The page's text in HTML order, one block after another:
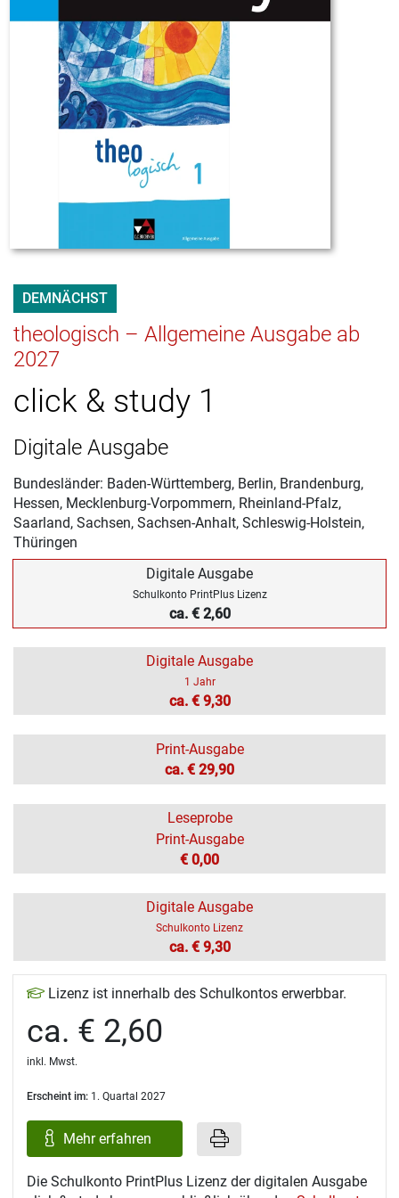
DEMNÄCHST
theologisch – Allgemeine Ausgabe ab
2027
click & study 1
Digitale Ausgabe
Bundesländer: Baden-Württemberg, Berlin, Brandenburg,
Hessen, Mecklenburg-Vorpommern, Rheinland-Pfalz,
Saarland, Sachsen, Sachsen-Anhalt, Schleswig-Holstein,
Thüringen
Digitale Ausgabe
Schulkonto PrintPlus Lizenz
ca. € 2,60
Digitale Ausgabe
1 Jahr
ca. € 9,30
Print-Ausgabe
ca. € 29,90
Leseprobe
Print-Ausgabe
€ 0,00
Digitale Ausgabe
Schulkonto Lizenz
ca. € 9,30
Lizenz ist innerhalb des Schulkontos erwerbbar.
ca. € 2,60
inkl. Mwst.
Erscheint im: 1. Quartal 2027
Mehr erfahren
Die Schulkonto PrintPlus Lizenz der digitalen Ausgabe